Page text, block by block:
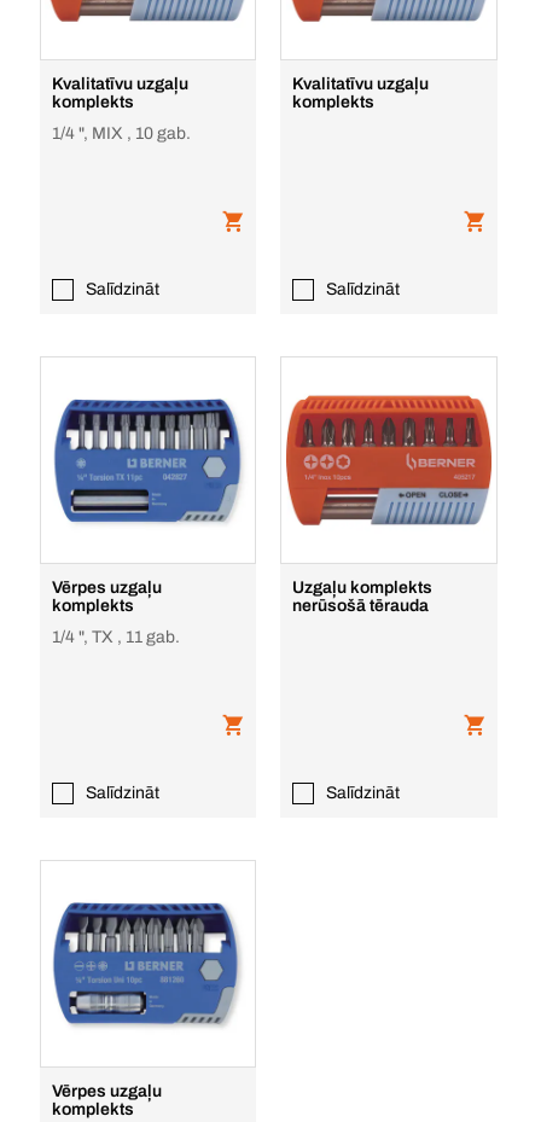
Kvalitatīvu uzgaļu
komplekts
1/4 ", MIX , 10 gab.
Salīdzināt
Kvalitatīvu uzgaļu
komplekts
Salīdzināt
Vērpes uzgaļu
komplekts
1/4 ", TX , 11 gab.
Salīdzināt
Uzgaļu komplekts
nerūsošā tērauda
Salīdzināt
Vērpes uzgaļu
komplekts